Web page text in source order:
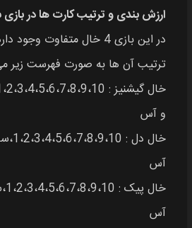
ارزش بندی و ترتیب کارت ها در بازی
در این بازی 4 خال متفاوت
ترتیب آن ها به صورت فهرست زیر
و آس
خال
آس
آس